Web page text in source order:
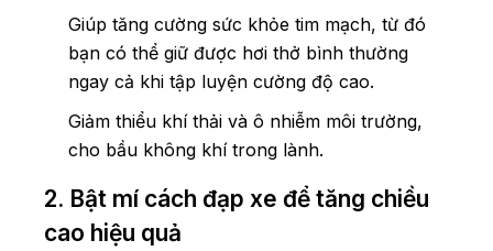
Giúp tăng cường sức khỏe tim mạch, từ đó
bạn có thể giữ được hơi thở bình thường
ngay cả khi tập luyện cường độ cao.
Giảm thiểu khí thải và ô nhiễm môi trường,
cho bầu không khí trong lành.
2. Bật mí cách đạp xe để tăng chiều
cao hiệu quả